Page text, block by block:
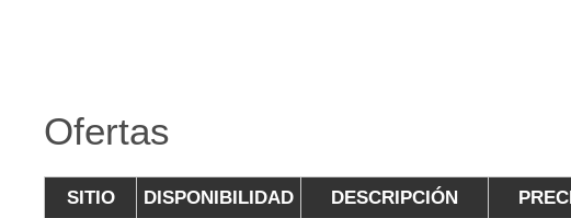
Ofertas
SITIO DISPONIBILIDAD DESCRIPCIÓN